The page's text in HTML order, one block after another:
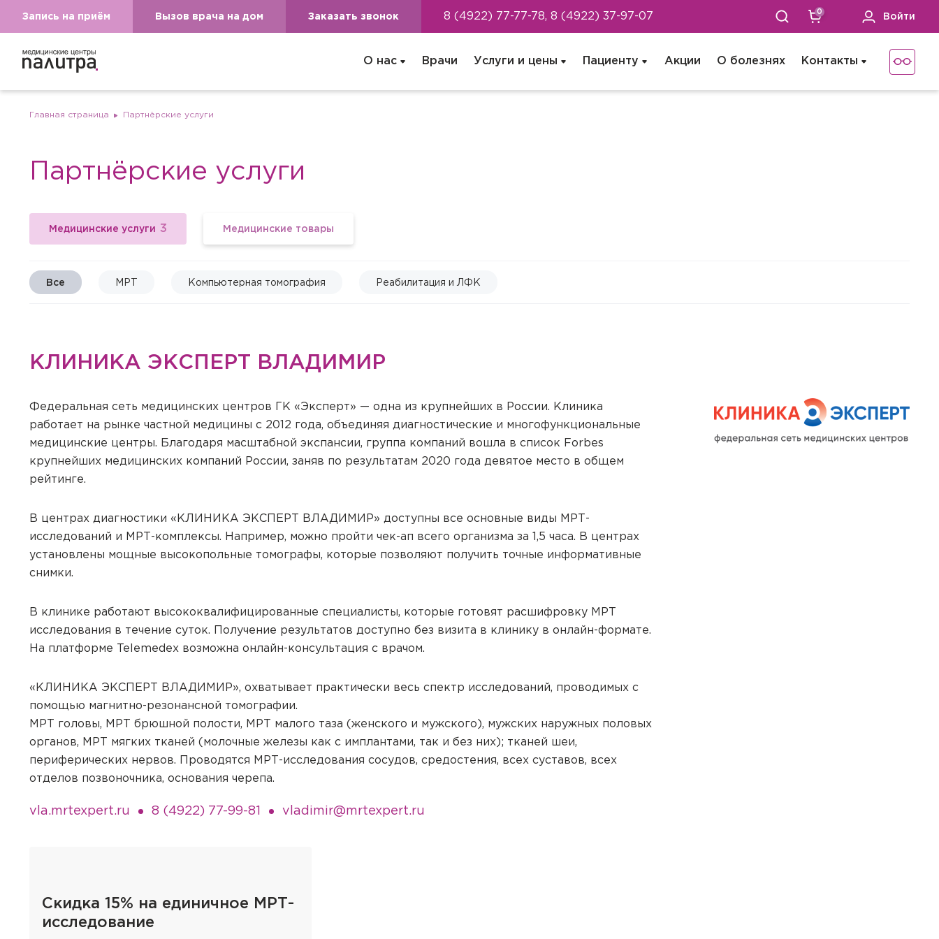
Запись на приём Вызов врача на дом Заказать звонок 8 (4922) 77-77-78, 8 (4922) 37-97-07 0
Войти
О нас Врачи Услуги и цены Пациенту Акции О болезнях Контакты
Главная страница Партнёрские услуги
Партнёрские услуги
Медицинские услуги 3 Медицинские товары
Все МРТ Компьютерная томография Реабилитация и ЛФК
КЛИНИКА ЭКСПЕРТ ВЛАДИМИР
Федеральная сеть медицинских центров ГК «Эксперт» — одна из крупнейших в России. Клиника
работает на рынке частной медицины с 2012 года, объединяя диагностические и многофункциональные
медицинские центры. Благодаря масштабной экспансии, группа компаний вошла в список Forbes
крупнейших медицинских компаний России, заняв по результатам 2020 года девятое место в общем
рейтинге.
В центрах диагностики «КЛИНИКА ЭКСПЕРТ ВЛАДИМИР» доступны все основные виды МРТ-
исследований и МРТ-комплексы. Например, можно пройти чек-ап всего организма за 1,5 часа. В центрах
установлены мощные высокопольные томографы, которые позволяют получить точные информативные
снимки.
В клинике работают высококвалифицированные специалисты, которые готовят расшифровку МРТ
исследования в течение суток. Получение результатов доступно без визита в клинику в онлайн-формате.
На платформе Telemedex возможна онлайн-консультация с врачом.
«КЛИНИКА ЭКСПЕРТ ВЛАДИМИР», охватывает практически весь спектр исследований, проводимых с
помощью магнитно-резонансной томографии.
МРТ головы, МРТ брюшной полости, МРТ малого таза (женского и мужского), мужских наружных половых
органов, МРТ мягких тканей (молочные железы как с имплантами, так и без них); тканей шеи,
периферических нервов. Проводятся МРТ-исследования сосудов, средостения, всех суставов, всех
отделов позвоночника, основания черепа.
vla.mrtexpert.ru 8 (4922) 77-99-81 vladimir@mrtexpert.ru
Скидка 15% на единичное МРТ-
исследование